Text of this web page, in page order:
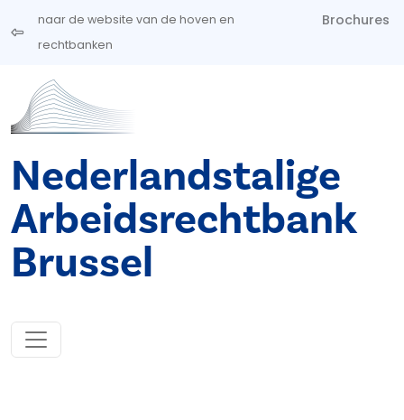
Overslaan en naar de inhoud gaan
naar de website van de hoven en
rechtbanken
Brochures
Nederlandstalige
Arbeidsrechtbank
Brussel